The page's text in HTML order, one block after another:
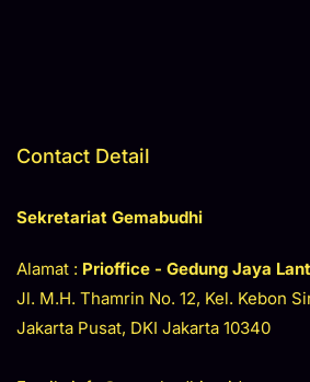
Contact Detail
Sekretariat Gemabudhi
Alamat : Prioffice - Gedung Jaya
Jl. M.H. Thamrin No. 12, Kel. Kebon
Jakarta Pusat, DKI Jakarta 10340